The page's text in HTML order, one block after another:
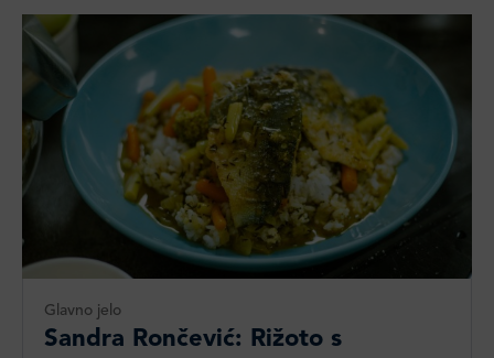
Glavno jelo
Sandra Rončević: Rižoto s